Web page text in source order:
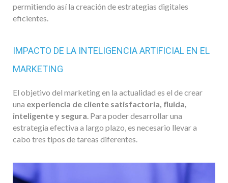
permitiendo así la creación de estrategias digitales
eficientes.
IMPACTO DE LA INTELIGENCIA ARTIFICIAL EN EL
MARKETING
El objetivo del marketing en la actualidad es el de crear
una experiencia de cliente satisfactoria, fluida,
inteligente y segura . Para poder desarrollar una
estrategia efectiva a largo plazo, es necesario llevar a
cabo tres tipos de tareas diferentes.